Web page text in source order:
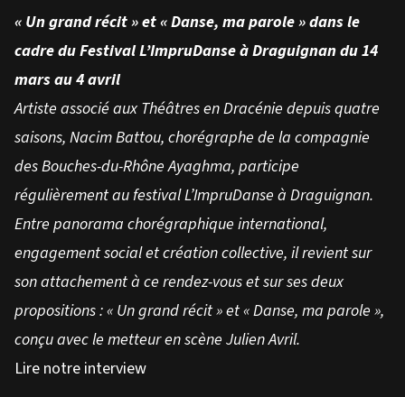
« Un grand récit » et « Danse, ma parole » dans le
cadre du Festival L’ImpruDanse à Draguignan du 14
mars au 4 avril
Artiste associé aux Théâtres en Dracénie depuis quatre
saisons, Nacim Battou, chorégraphe de la compagnie
des Bouches-du-Rhône Ayaghma, participe
régulièrement au festival L’ImpruDanse à Draguignan.
Entre panorama chorégraphique international,
engagement social et création collective, il revient sur
son attachement à ce rendez-vous et sur ses deux
propositions : « Un grand récit » et « Danse, ma parole »,
conçu avec le metteur en scène Julien Avril.
Lire notre interview